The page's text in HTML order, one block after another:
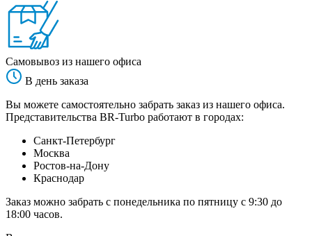
Самовывоз из нашего офиса
В день заказа
Вы можете самостоятельно забрать заказ из нашего офиса.
Представительства BR-Turbo работают в городах:
Санкт-Петербург
Москва
Ростов-на-Дону
Краснодар
Заказ можно забрать с понедельника по пятницу с 9:30 до
18:00 часов.